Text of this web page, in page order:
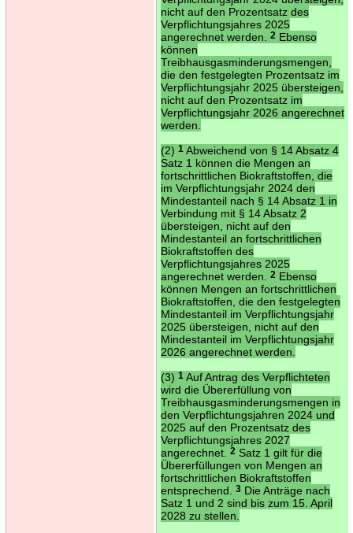
nicht auf den Prozentsatz des
Verpflichtungsjahres 2025
angerechnet werden.
2Ebenso
können
Treibhausgasminderungsmengen,
die den festgelegten Prozentsatz im
Verpflichtungsjahr 2025 übersteigen,
nicht auf den Prozentsatz im
Verpflichtungsjahr 2026 angerechnet
werden.
(2) 1Abweichend von § 14 Absatz 4
Satz 1 können die Mengen an
fortschrittlichen Biokraftstoffen, die
im Verpflichtungsjahr 2024 den
Mindestanteil nach § 14 Absatz 1 in
Verbindung mit § 14 Absatz 2
übersteigen, nicht auf den
Mindestanteil an fortschrittlichen
Biokraftstoffen des
Verpflichtungsjahres 2025
angerechnet werden.
2Ebenso
können Mengen an fortschrittlichen
Biokraftstoffen, die den festgelegten
Mindestanteil im Verpflichtungsjahr
2025 übersteigen, nicht auf den
Mindestanteil im Verpflichtungsjahr
2026 angerechnet werden.
(3) 1Auf Antrag des Verpflichteten
wird die Übererfüllung von
Treibhausgasminderungsmengen in
den Verpflichtungsjahren 2024 und
2025 auf den Prozentsatz des
Verpflichtungsjahres 2027
angerechnet.
2Satz 1 gilt für die
Übererfüllungen von Mengen an
fortschrittlichen Biokraftstoffen
entsprechend.
3Die Anträge nach
Satz 1 und 2 sind bis zum 15. April
2028 zu stellen.